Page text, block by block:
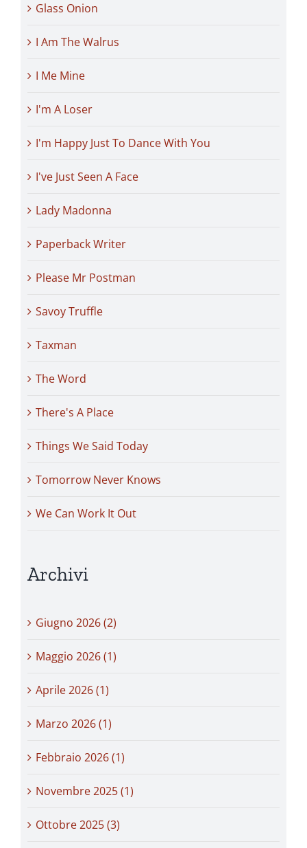
Glass Onion
I Am The Walrus
I Me Mine
I'm A Loser
I'm Happy Just To Dance With You
I've Just Seen A Face
Lady Madonna
Paperback Writer
Please Mr Postman
Savoy Truffle
Taxman
The Word
There's A Place
Things We Said Today
Tomorrow Never Knows
We Can Work It Out
Archivi
Giugno 2026 (2)
Maggio 2026 (1)
Aprile 2026 (1)
Marzo 2026 (1)
Febbraio 2026 (1)
Novembre 2025 (1)
Ottobre 2025 (3)